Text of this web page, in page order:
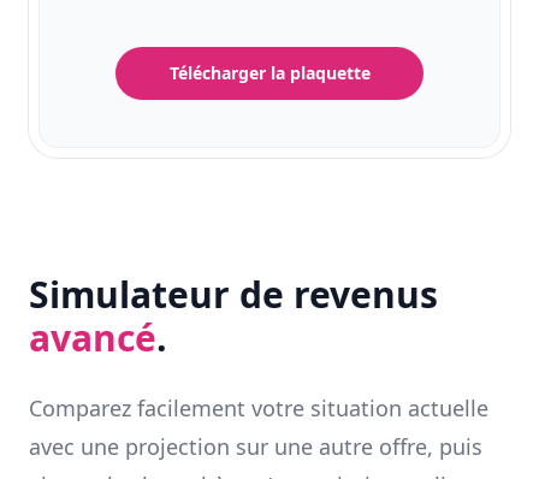
Télécharger la plaquette
Simulateur de revenus
avancé.
Comparez facilement votre situation actuelle
avec une projection sur une autre offre, puis